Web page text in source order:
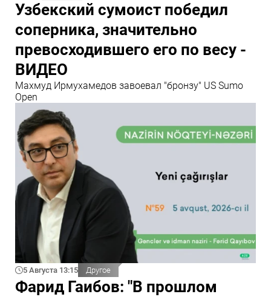
Узбекский сумоист победил
соперника, значительно
превосходившего его по весу -
ВИДЕО
Махмуд Ирмухамедов завоевал "бронзу" US Sumo
Open
5 Августа 13:15 Другое
Фарид Гаибов: "В прошлом